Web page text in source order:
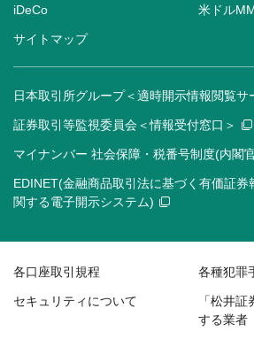
iDeCo 米ドル
サイトマップ
日本取引所グループ＜適時開示情報閲覧サ
証券取引等監視委員会＜情報受付窓口＞
マイナンバー 社会保障・税番号制度(内閣
EDINET(金融商品取引法に基づく有価証券
関する電子開示システム)
各口座取引規程 各種犯罪
セキュリティについて
「松井
する業者